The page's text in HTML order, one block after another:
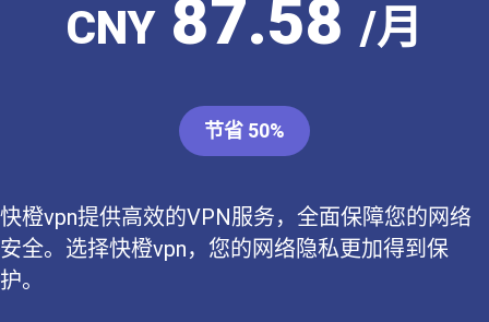
CNY87.58 /月
节省 50%
快橙vpn提供高效的VPN服务，全面保障您的网络
安全。选择快橙vpn，您的网络隐私更加得到保
护。